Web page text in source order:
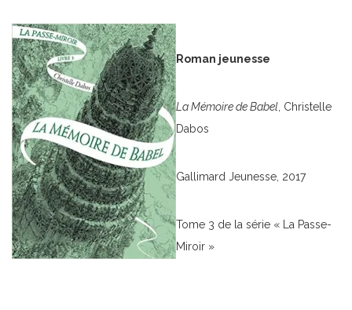
Roman jeunesse
La Mémoire de Babel , Christelle
Dabos
Gallimard Jeunesse, 2017
Tome 3 de la série « La Passe-
Miroir »